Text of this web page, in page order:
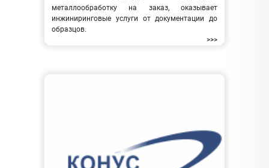
металлообработку на заказ, оказывает
инжиниринговые услуги от документации до
образцов.
>>>